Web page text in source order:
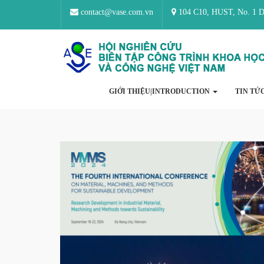
contact@vase.com.vn 104 C10, HUST, No. 1
GIỚI THIỆU|INTRODUCTION TIN